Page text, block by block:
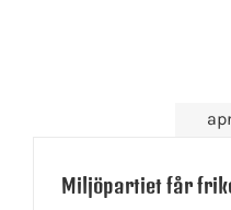
Miljöpartiet får